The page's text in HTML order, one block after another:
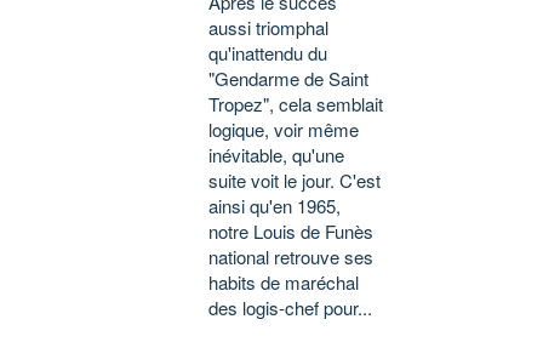
aussi triomphal
qu'inattendu du
"Gendarme de Saint
Tropez", cela semblait
logique, voir même
inévitable, qu'une
suite voit le jour. C'est
ainsi qu'en 1965,
notre Louis de Funès
national retrouve ses
habits de maréchal
des logis-chef pour...